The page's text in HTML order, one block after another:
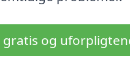
gratis og